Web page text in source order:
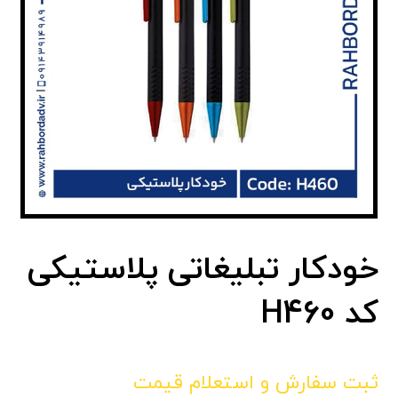
خودکار تبلیغاتی پلاستیکی
کد H460
ثبت سفارش و استعلام قیمت